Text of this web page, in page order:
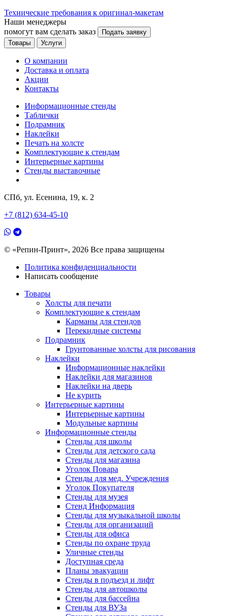
Технические требования к оригинал-макетам
Наши менеджеры
помогут вам сделать заказ
Подать заявку
Товары
Услуги
О компании
Доставка и оплата
Акции
Контакты
Информационные стенды
Таблички
Подрамник
Наклейки
Печать на холсте
Комплектующие к стендам
Интерьерные картины
Стенды выставочные
СПб, ул. Есенина, 19, к. 2
+7 (812) 634-45-10
© «Репин-Принт», 2026 Все права защищены
Политика конфиденциальности
Написать сообщение
Товары
Холсты для печати
Комплектующие к стендам
Карманы для стендов
Перекидные системы
Подрамник
Грунтованные холсты для рисования
Наклейки
Информационные наклейки
Наклейки для магазинов
Наклейки на дверь
Не курить
Интерьерные картины
Интерьерные картины
Модульные картины
Информационные стенды
Стенды для школы
Стенды для детского сада
Стенды для магазина
Уголок Повара
Стенды для мед. Учреждения
Уголок Покупателя
Стенды для музея
Стенд Информация
Стенды для музыкальной школы
Стенды для организаций
Стенды для офиса
Стенды по охране труда
Уличные стенды
Доступная среда
Планы эвакуации
Стенды в подъезд и лифт
Стенды для автошколы
Стенды для бассейна
Стенды для ВУЗа